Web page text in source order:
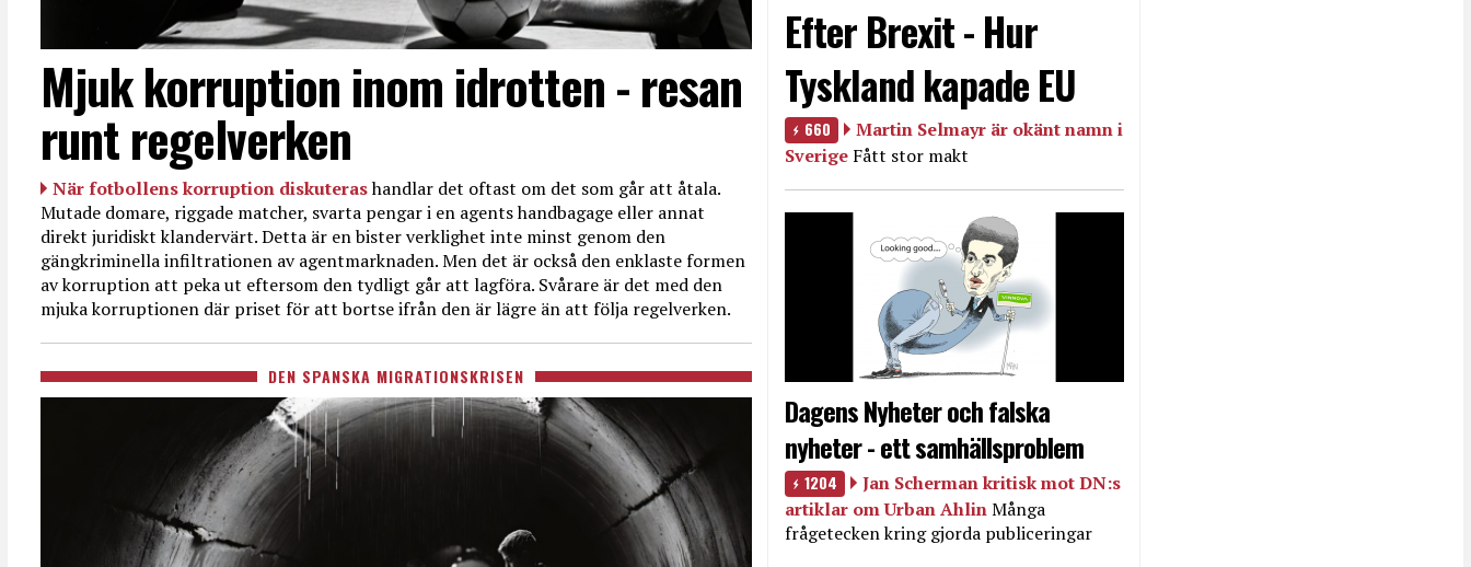
Mjuk korruption inom idrotten - resan
runt regelverken
När fotbollens korruption diskuterashandlar det oftast om det som går att åtala.
Mutade domare, riggade matcher, svarta pengar i en agents handbagage eller annat
direkt juridiskt klandervärt. Detta är en bister verklighet inte minst genom den
gängkriminella infiltrationen av agentmarknaden. Men det är också den enklaste formen
av korruption att peka ut eftersom den tydligt går att lagföra. Svårare är det med den
mjuka korruptionen där priset för att bortse ifrån den är lägre än att följa regelverken.
DEN SPANSKA MIGRATIONSKRISEN
Efter Brexit - Hur
Tyskland kapade EU
660
Martin Selmayr är okänt namn i
Sverige Fått stor makt
Dagens Nyheter och falska
nyheter - ett samhällsproblem
1204
Jan Scherman kritisk mot DN:s
artiklar om Urban AhlinMånga
frågetecken kring gjorda publiceringar